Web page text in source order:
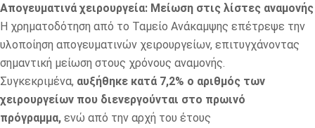
Απογευματινά χειρουργεία: Μείωση στις λίστες αναμονής
Η χρηματοδότηση από το Ταμείο Ανάκαμψης επέτρεψε την
υλοποίηση απογευματινών χειρουργείων, επιτυγχάνοντας
σημαντική μείωση στους χρόνους αναμονής.
Συγκεκριμένα, αυξήθηκε κατά 7,2% ο αριθμός των
χειρουργείων που διενεργούνται στο πρωινό
πρόγραμμα, ενώ από την αρχή του έτους